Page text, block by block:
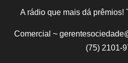
A rádio que mais dá prêmios!
Comercial ~
(75) 2101-